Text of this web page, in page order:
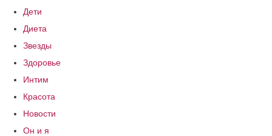
Дети
Диета
Звезды
Здоровье
Интим
Красота
Новости
Он и я